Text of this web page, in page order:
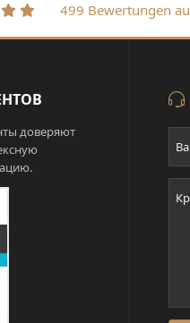
499 Bewertungen
доверяют